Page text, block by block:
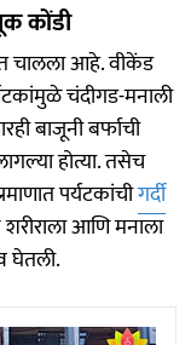
कोंडी
चालला आहे. वीकेंड
चंदीगड-मनाली
बाजूनी बर्फाची
होत्या. तसेच
पर्यटकांचीगर्दी
आणि मनाला
घेतली.